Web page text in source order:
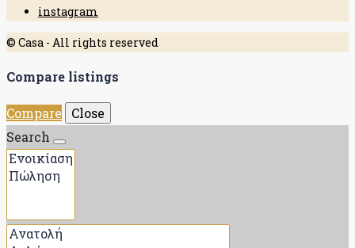
instagram
© Casa - All rights reserved
Compare listings
Compare
Close
Search